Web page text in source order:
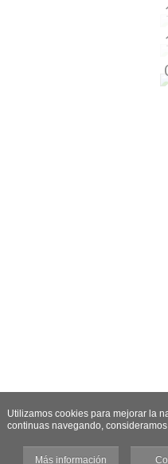
Utilizamos cookies para mejorar la
continuas navegando,
Más información